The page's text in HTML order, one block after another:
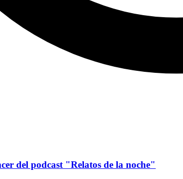
del podcast "Relatos de la noche"